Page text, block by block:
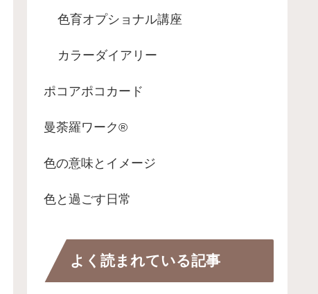
色育オプショナル講座
カラーダイアリー
ポコアポコカード
曼荼羅ワーク®
色の意味とイメージ
色と過ごす日常
よく読まれている記事